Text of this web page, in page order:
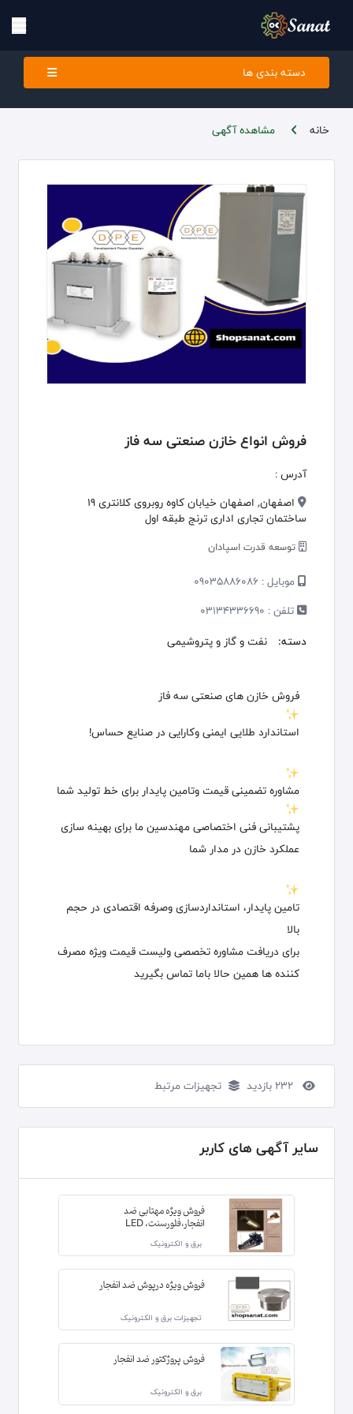
دسته بندی ها
خانه مشاهده آگهی
فروش انواع خازن صنعتی سه فاز
آدرس :
اصفهان, اصفهان خیابان کاوه روبروی کلانتری 19
ساختمان تجاری اداری ترنج طبقه اول
توسعه قدرت اسپادان
موبایل : 09035886086
تلفن : 03134336690
دسته:
نفت و گاز و پتروشیمی
فروش خازن های صنعتی سه فاز
استاندارد طلایی ایمنی وکارایی در صنایع حساس!
مشاوره تضمینی قیمت وتامین پایدار برای خط تولید شما
پشتیبانی فنی اختصاصی مهندسین ما برای بهینه سازی
عملکرد خازن در مدار شما
تامین پایدار، استانداردسازی وصرفه اقتصادی در حجم
بالا
برای دریافت مشاوره تخصصی ولیست قیمت ویژه مصرف
کننده ها همین حالا باما تماس بگیرید
تجهیزات مرتبط
سایر آگهی های کاربر
فروش ویژه مهتابی ضد
انفجار،فلورسنت، LED
برق و الکترونیک
فروش ویژه درپوش ضد انفجار
تجهیزات برق و الکترونیک
فروش پروژکتور ضد انفجار
برق و الکترونیک